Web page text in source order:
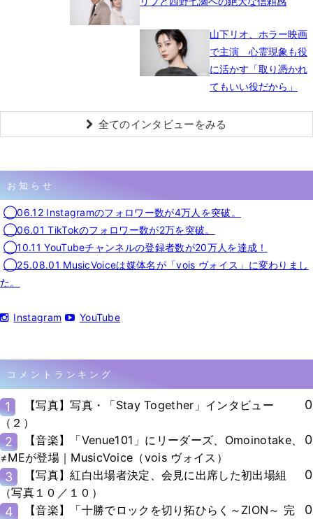
山下リオ、ホラー映画
で主演 心霊現象も役
に活かす「取り憑かれ
てもいい役だから」
全てのインタビューをみる
お知らせ
◯06.12 Instagramのフォロワー数が4万人を突破。
◯06.01 TikTokのフォロワー数が2万を突破。
◯10.11 YouTubeチャンネルの登録者数が20万人を達成！
◯25.08.01 MusicVoiceは媒体名が「vois ヴォイス」に変わりまし
た。
Instagram YouTube
コメントランキング
1
【写真】写真・「Stay Together」インタビュー
（２）
0
2
【音楽】「Venue101」にリーダーズ、Omoinotake、
≠MEが登場｜MusicVoice（vois ヴォイス）
0
3
【写真】紅白出場者決定、会見に出席した初出場組
（写真１０／１０）
0
4 【音楽】「十勝でロックを切り拓ひらく～ZION～ 完 0